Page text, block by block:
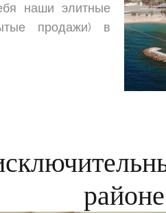
наши элитные
продажи) в
районе